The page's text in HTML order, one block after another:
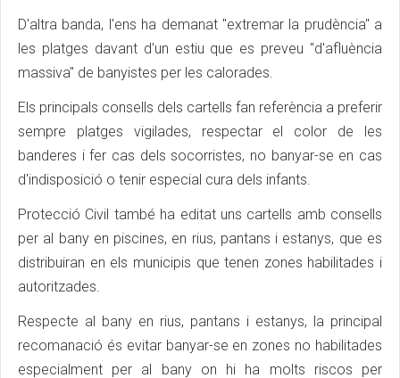
D'altra banda, l'ens ha demanat "extremar la prudència" a
les platges davant d'un estiu que es preveu "d'afluència
massiva" de banyistes per les calorades.
Els principals consells dels cartells fan referència a preferir
sempre platges vigilades, respectar el color de les
banderes i fer cas dels socorristes, no banyar-se en cas
d'indisposició o tenir especial cura dels infants.
Protecció Civil també ha editat uns cartells amb consells
per al bany en piscines, en rius, pantans i estanys, que es
distribuiran en els municipis que tenen zones habilitades i
autoritzades.
Respecte al bany en rius, pantans i estanys, la principal
recomanació és evitar banyar-se en zones no habilitades
especialment per al bany on hi ha molts riscos per